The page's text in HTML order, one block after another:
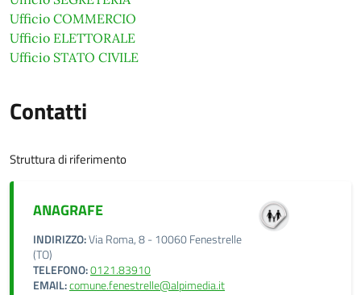
Ufficio COMMERCIO
Ufficio ELETTORALE
Ufficio STATO CIVILE
Contatti
Struttura di riferimento
ANAGRAFE
INDIRIZZO:Via Roma, 8 - 10060 Fenestrelle
(TO)
TELEFONO:0121.83910
EMAIL:comune.fenestrelle@alpimedia.it